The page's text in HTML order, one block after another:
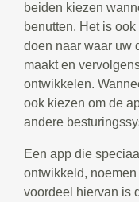
beiden kiezen
benutten. Het is
doen naar waar uw
maakt en
ontwikkelen.
ook kiezen om de
andere
Een app die
ontwikkeld,
voordeel hiervan is